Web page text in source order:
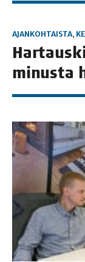
AJANKOHTAISTA,
minus­ta